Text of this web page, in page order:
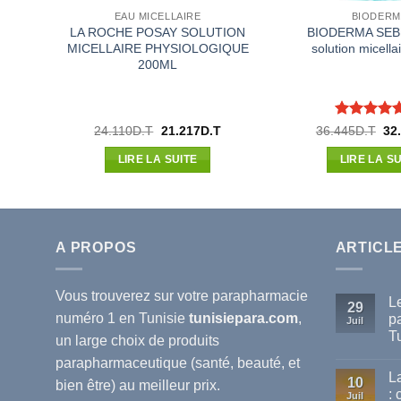
EAU MICELLAIRE
LA ROCHE POSAY SOLUTION
MICELLAIRE PHYSIOLOGIQUE
200ML
24.110D.T Le
initial
était :
21.217D.TLe
LIRE LA SUITE
BIODERMA
solution
Note5 sur
36.445D.T Le
LIRE LA
A PROPOS
Vous trouverez sur votre parapharmacie
numéro 1 en Tunisie tunisiepara.com,
un large choix de produits
parapharmaceutique (santé, beauté, et
bien être) au meilleur prix.
29
Juil
sur
Les
10
Juil
: